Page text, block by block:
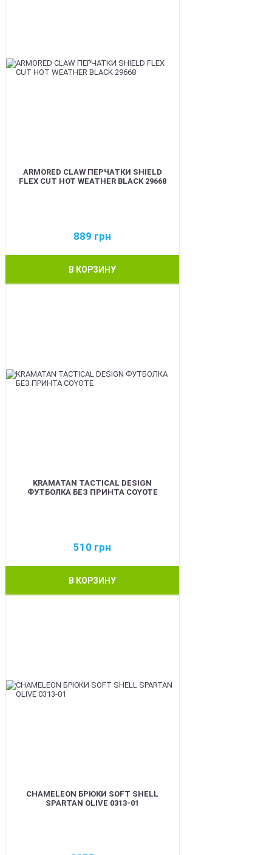
ARMORED CLAW ПЕРЧАТКИ SHIELD
FLEX CUT HOT WEATHER BLACK 29668
889 грн
В КОРЗИНУ
KRAMATAN TACTICAL DESIGN
ФУТБОЛКА БЕЗ ПРИНТА COYOTE
510 грн
В КОРЗИНУ
CHAMELEON БРЮКИ SOFT SHELL
SPARTAN OLIVE 0313-01